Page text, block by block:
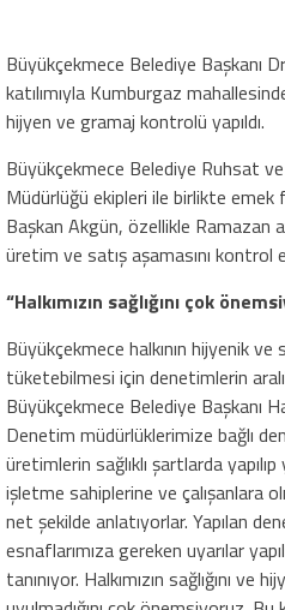
Büyükçekmece Belediye Başkanı
katılımıyla Kumburgaz
hijyen ve gramaj kontrolü yapıldı.
Büyükçekmece Belediye Ruhsat
Müdürlüğü ekipleri ile birlikte emek
Başkan Akgün, özellikle Ramazan
üretim ve satış aşamasını kontrol
“Halkımızın sağlığını çok
Büyükçekmece halkının hijyenik ve
tüketebilmesi için denetimlerin
Büyükçekmece Belediye Başkanı
Denetim müdürlüklerimize bağlı
üretimlerin sağlıklı şartlarda yapılıp
işletme sahiplerine ve çalışanlara
net şekilde anlatıyorlar. Yapılan
esnaflarımıza gereken uyarılar
tanınıyor. Halkımızın sağlığını ve